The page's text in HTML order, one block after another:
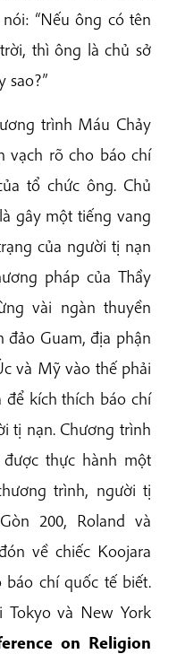
“Nếu ông có tên
thì ông là chủ sở
sao?”
trình Máu Chảy
vạch rõ cho báo chí
tổ chức ông. Chủ
gây một tiếng vang
của người tị nạn
pháp của Thầy
vài ngàn thuyền
đảo Guam, địa phận
và Mỹ vào thế phải
kích thích báo chí
tị nạn. Chương trình
thực hành một
trình, người tị
200, Roland và
về chiếc Koojara
chí quốc tế biết.
và New York
erence on Religion